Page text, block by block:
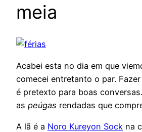
meia
Acabei esta no dia em que
comecei entretanto o par.
é pretexto para boas
as peúgas rendadas que
A lã é a Noro Kureyon Sock na